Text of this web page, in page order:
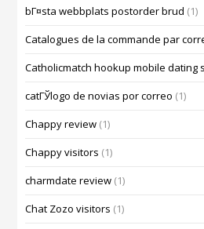
bГ¤sta webbplats postorder brud (1)
Catalogues de la commande par
Catholicmatch hookup mobile dating
catГЎlogo de novias por correo (1)
Chappy review (1)
Chappy visitors (1)
charmdate review (1)
Chat Zozo visitors (1)